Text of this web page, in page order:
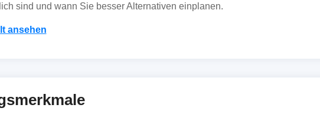
sind und wann Sie besser Alternativen einplanen.
ansehen